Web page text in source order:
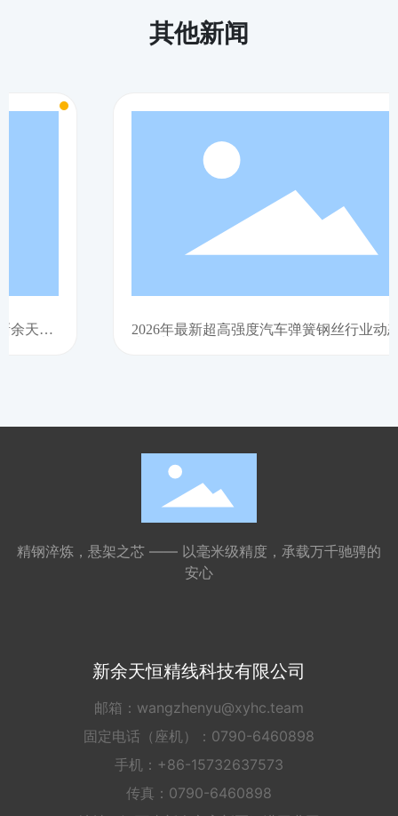
其他新闻
2026年最新超高强度汽车弹簧钢丝行业动态与技
精钢淬炼，悬架之芯 —— 以毫米级精度，承载万千驰骋的
安心
新余天恒精线科技有限公司
邮箱： wangzhenyu@xyhc.team
固定电话（座机）： 0790-6460898
手机： +86-15732637573
传真：0790-6460898